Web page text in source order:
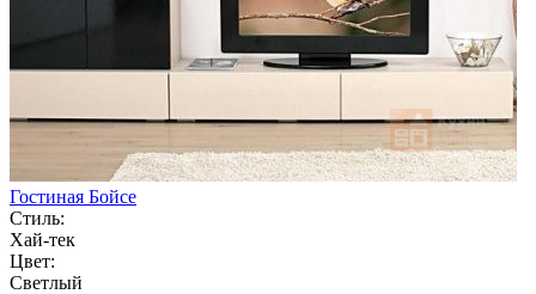
Гостиная Бойсе
Стиль:
Хай-тек
Цвет:
Светлый